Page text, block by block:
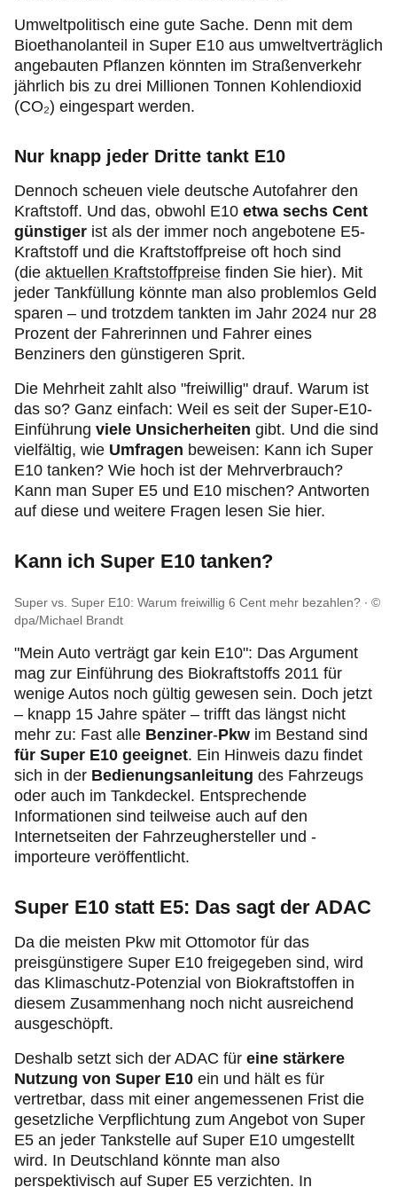
Umweltpolitisch eine gute Sache. Denn mit dem
Bioethanolanteil in Super E10 aus umweltverträglich
angebauten Pflanzen könnten im Straßenverkehr
jährlich bis zu drei Millionen Tonnen Kohlendioxid
(CO₂) eingespart werden.
Nur knapp jeder Dritte tankt E10
Dennoch scheuen viele deutsche Autofahrer den
Kraftstoff. Und das, obwohl E10 etwa sechs Cent
günstiger ist als der immer noch angebotene E5-
Kraftstoff und die Kraftstoffpreise oft hoch sind
(die aktuellen Kraftstoffpreise finden Sie hier). Mit
jeder Tankfüllung könnte man also problemlos Geld
sparen – und trotzdem tankten im Jahr 2024 nur 28
Prozent der Fahrerinnen und Fahrer eines
Benziners den günstigeren Sprit.
Die Mehrheit zahlt also "freiwillig" drauf. Warum ist
das so? Ganz einfach: Weil es seit der Super-E10-
Einführung viele Unsicherheiten gibt. Und die sind
vielfältig, wie Umfragen beweisen: Kann ich Super
E10 tanken? Wie hoch ist der Mehrverbrauch?
Kann man Super E5 und E10 mischen? Antworten
auf diese und weitere Fragen lesen Sie hier.
Kann ich Super E10 tanken?
Super vs. Super E10: Warum freiwillig 6 Cent mehr bezahlen?
©
dpa/Michael Brandt
"Mein Auto verträgt gar kein E10": Das Argument
mag zur Einführung des Biokraftstoffs 2011 für
wenige Autos noch gültig gewesen sein. Doch jetzt
– knapp 15 Jahre später – trifft das längst nicht
mehr zu: Fast alle Benziner-Pkw im Bestand sind
für Super E10 geeignet. Ein Hinweis dazu findet
sich in der Bedienungsanleitung des Fahrzeugs
oder auch im Tankdeckel. Entsprechende
Informationen sind teilweise auch auf den
Internetseiten der Fahrzeughersteller und -
importeure veröffentlicht.
Super E10 statt E5: Das sagt der ADAC
Da die meisten Pkw mit Ottomotor für das
preisgünstigere Super E10 freigegeben sind, wird
das Klimaschutz-Potenzial von Biokraftstoffen in
diesem Zusammenhang noch nicht ausreichend
ausgeschöpft.
Deshalb setzt sich der ADAC für eine stärkere
Nutzung von Super E10 ein und hält es für
vertretbar, dass mit einer angemessenen Frist die
gesetzliche Verpflichtung zum Angebot von Super
E5 an jeder Tankstelle auf Super E10 umgestellt
wird. In Deutschland könnte man also
perspektivisch auf Super E5 verzichten. In